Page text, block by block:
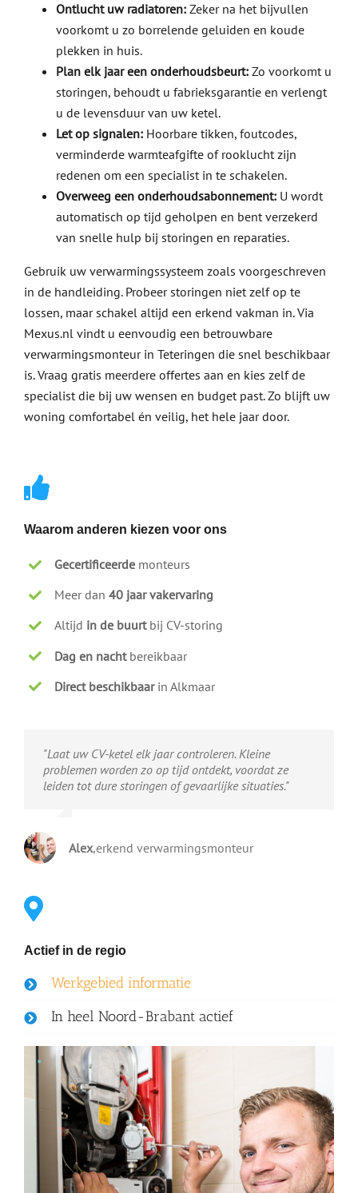
Ontlucht uw radiatoren:Zeker na het bijvullen
voorkomt u zo borrelende geluiden en koude
plekken in huis.
Plan elk jaar een onderhoudsbeurt:Zo voorkomt u
storingen, behoudt u fabrieksgarantie en verlengt
u de levensduur van uw ketel.
Let op signalen:Hoorbare tikken, foutcodes,
verminderde warmteafgifte of rooklucht zijn
redenen om een specialist in te schakelen.
Overweeg een onderhoudsabonnement:U wordt
automatisch op tijd geholpen en bent verzekerd
van snelle hulp bij storingen en reparaties.
Gebruik uw verwarmingssysteem zoals voorgeschreven
in de handleiding. Probeer storingen niet zelf op te
lossen, maar schakel altijd een erkend vakman in. Via
Mexus.nl vindt u eenvoudig een betrouwbare
verwarmingsmonteur in Teteringen die snel beschikbaar
is. Vraag gratis meerdere offertes aan en kies zelf de
specialist die bij uw wensen en budget past. Zo blijft uw
woning comfortabel én veilig, het hele jaar door.
Waarom anderen kiezen voor ons
Gecertificeerde monteurs
Meer dan40 jaar vakervaring
Altijd in de buurtbij CV-storing
Dag en nachtbereikbaar
Direct beschikbaarin Alkmaar
"Laat uw CV-ketel elk jaar controleren. Kleine
problemen worden zo op tijd ontdekt, voordat ze
leiden tot dure storingen of gevaarlijke situaties."
Alex,erkend verwarmingsmonteur
Actief in de regio
Werkgebied informatie
In heel Noord-Brabant actief